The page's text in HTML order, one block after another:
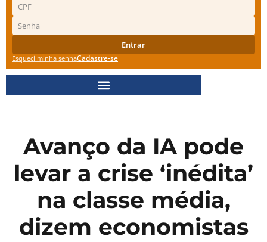
Entrar
Esqueci minha senhaCadastre-se
Avanço da IA pode
levar a crise ‘inédita’
na classe média,
dizem economistas